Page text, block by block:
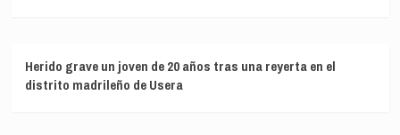
Herido grave un joven de 20 años tras una reyerta en el
distrito madrileño de Usera